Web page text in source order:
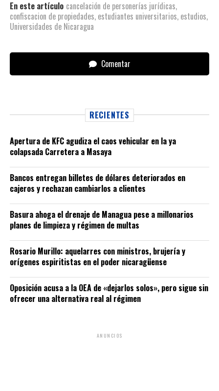
En este artículo cancelación de personerías jurídicas,
confiscacion de propiedades, estudiantes universitarios, estudios,
Universidades de Nicaragua
Comentar
RECIENTES
Apertura de KFC agudiza el caos vehicular en la ya
colapsada Carretera a Masaya
Bancos entregan billetes de dólares deteriorados en
cajeros y rechazan cambiarlos a clientes
Basura ahoga el drenaje de Managua pese a millonarios
planes de limpieza y régimen de multas
Rosario Murillo: aquelarres con ministros, brujería y
orígenes espiritistas en el poder nicaragüense
Oposición acusa a la OEA de «dejarlos solos», pero sigue sin
ofrecer una alternativa real al régimen
ANUNCIOS